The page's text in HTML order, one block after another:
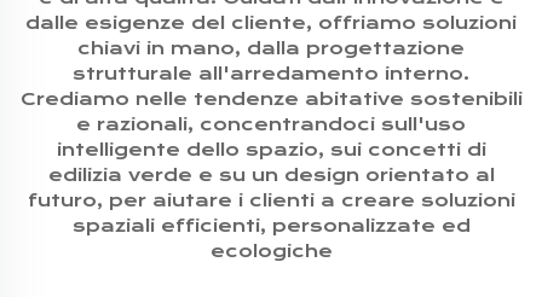
dalle esigenze del cliente, offriamo soluzioni
chiavi in mano, dalla progettazione
strutturale all'arredamento interno.
Crediamo nelle tendenze abitative sostenibili
e razionali, concentrandoci sull'uso
intelligente dello spazio, sui concetti di
edilizia verde e su un design orientato al
futuro, per aiutare i clienti a creare soluzioni
spaziali efficienti, personalizzate ed
ecologiche